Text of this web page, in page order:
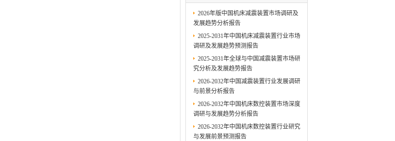
2026年版中国机床减震装置市场调研及
发展趋势分析报告
2025-2031年中国机床减震装置行业市场
调研及发展趋势预测报告
2025-2031年全球与中国减震装置市场研
究分析及发展趋势报告
2026-2032年中国减震装置行业发展调研
与前景分析报告
2026-2032年中国机床数控装置市场深度
调研与发展趋势分析报告
2026-2032年中国机床数控装置行业研究
与发展前景预测报告